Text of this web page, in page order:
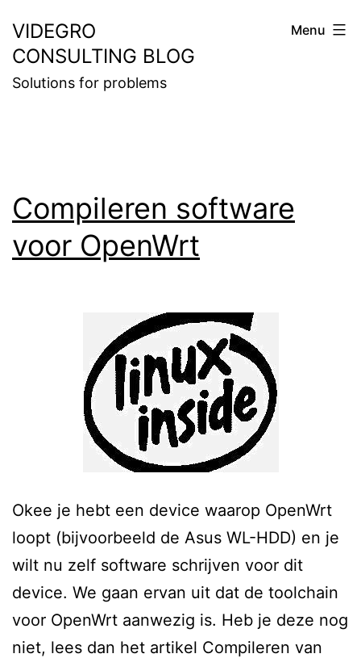
content
VIDEGRO
CONSULTING BLOG
Solutions for problems
Menu
Compileren software
voor OpenWrt
Okee je hebt een device waarop OpenWrt
loopt (bijvoorbeeld de Asus WL-HDD) en je
wilt nu zelf software schrijven voor dit
device. We gaan ervan uit dat de toolchain
voor OpenWrt aanwezig is. Heb je deze nog
niet, lees dan het artikel Compileren van